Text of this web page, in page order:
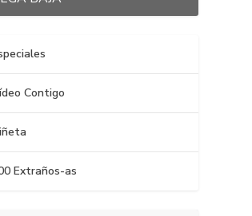
Contigo
Extraños-as